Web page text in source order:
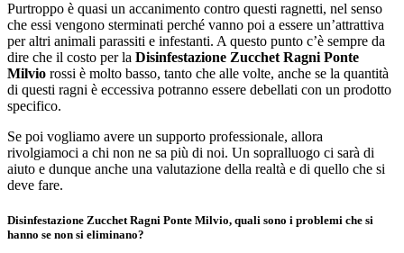
Purtroppo è quasi un accanimento contro questi ragnetti, nel senso
che essi vengono sterminati perché vanno poi a essere un’attrattiva
per altri animali parassiti e infestanti. A questo punto c’è sempre da
dire che il costo per la Disinfestazione Zucchet Ragni Ponte
Milvio rossi è molto basso, tanto che alle volte, anche se la quantità
di questi ragni è eccessiva potranno essere debellati con un prodotto
specifico.
Se poi vogliamo avere un supporto professionale, allora
rivolgiamoci a chi non ne sa più di noi. Un sopralluogo ci sarà di
aiuto e dunque anche una valutazione della realtà e di quello che si
deve fare.
Disinfestazione Zucchet Ragni Ponte Milvio, quali sono i problemi che si
hanno se non si eliminano?